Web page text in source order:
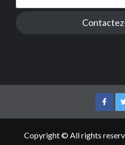
Copyright © All rights